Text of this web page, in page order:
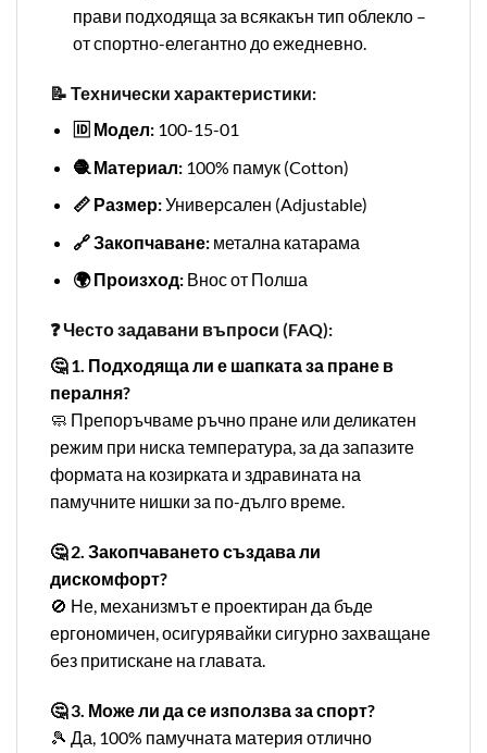
прави подходяща за всякакън тип облекло –
от спортно-елегантно до ежедневно.
📝 Технически характеристики:
🆔 Модел:100-15-01
🧶 Материал:100% памук (Cotton)
📏 Размер:Универсален (Adjustable)
🔗 Закопчаване:метална катарама
🌍 Произход:Внос от Полша
❓ Често задавани въпроси (FAQ):
🤔 1. Подходяща ли е шапката за пране в
пералня?
🧼 Препоръчваме ръчно пране или деликатен
режим при ниска температура, за да запазите
формата на козирката и здравината на
памучните нишки за по-дълго време.
🤔 2. Закопчаването създава ли
дискомфорт?
🚫 Не, механизмът е проектиран да бъде
ергономичен, осигурявайки сигурно захващане
без притискане на главата.
🤔 3. Може ли да се използва за спорт?
🎾 Да, 100% памучната материя отлично